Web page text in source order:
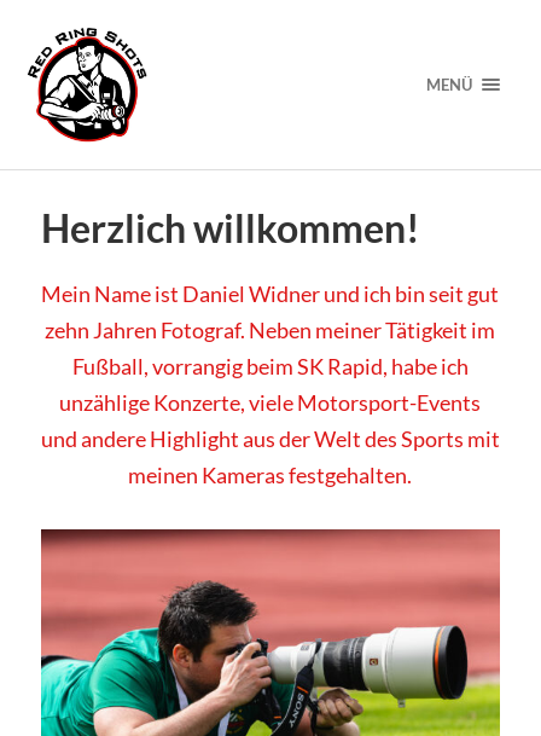
MENÜ
Herzlich willkommen!
Mein Name ist Daniel Widner und ich bin seit gut
zehn Jahren Fotograf. Neben meiner Tätigkeit im
Fußball, vorrangig beim SK Rapid, habe ich
unzählige Konzerte, viele Motorsport-Events
und andere Highlight aus der Welt des Sports mit
meinen Kameras festgehalten.